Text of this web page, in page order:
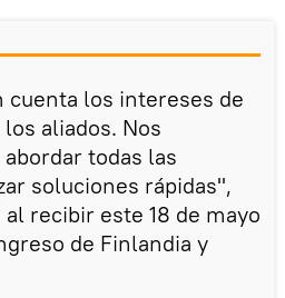
cuenta los intereses de
aliados. Nos
todas las
soluciones rápidas",
recibir este 18 de mayo
de Finlandia y